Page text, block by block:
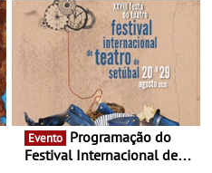
Atum - Concerto
performance na MAAT
Gallery a 3 de Setembro,
Evento
Festival Internacional de